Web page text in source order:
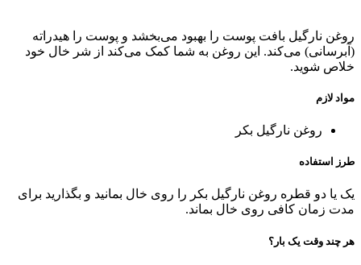
روغن نارگیل بافت پوست را بهبود می‌بخشد و پوست را هیدراته
(آبرسانی) می‌کند. این روغن به شما کمک می‌کند از شر خال خود
خلاص شوید‌.
مواد لازم
روغن نارگیل بکر
طرز استفاده
یک یا دو قطره روغن نارگیل بکر را روی خال بمانید و بگذارید برای
مدت زمان کافی روی خال بماند.
هر چند وقت یک بار؟